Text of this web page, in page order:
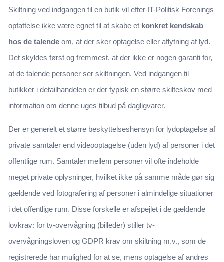
Skiltning ved indgangen til en butik vil efter IT-Politisk Forenings
opfattelse ikke være egnet til at skabe et konkret kendskab
hos de talende om, at der sker optagelse eller aflytning af lyd.
Det skyldes først og fremmest, at der ikke er nogen garanti for,
at de talende personer ser skiltningen. Ved indgangen til
butikker i detailhandelen er der typisk en større skilteskov med
information om denne uges tilbud på dagligvarer.
Der er generelt et større beskyttelseshensyn for lydoptagelse af
private samtaler end videooptagelse (uden lyd) af personer i det
offentlige rum. Samtaler mellem personer vil ofte indeholde
meget private oplysninger, hvilket ikke på samme måde gør sig
gældende ved fotografering af personer i almindelige situationer
i det offentlige rum. Disse forskelle er afspejlet i de gældende
lovkrav: for tv-overvågning (billeder) stiller tv-
overvågningsloven og GDPR krav om skiltning m.v., som de
registrerede har mulighed for at se, mens optagelse af andres